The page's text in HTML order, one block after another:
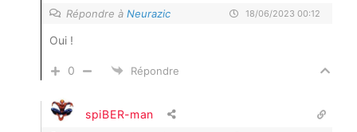
Répondre à Neurazic 18/06/2023 00:12
Oui !
0 Répondre
spiBER-man